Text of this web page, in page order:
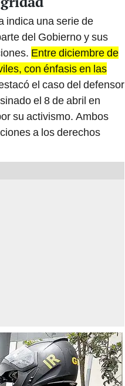
indica una serie de
del Gobierno y sus
Entre diciembre de
con énfasis en las
el caso del defensor
el 8 de abril en
su activismo. Ambos
a los derechos